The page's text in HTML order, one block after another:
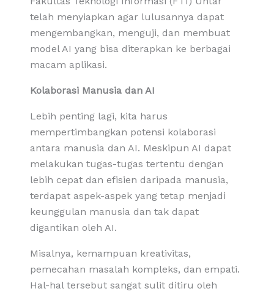
telah menyiapkan agar lulusannya dapat
mengembangkan, menguji, dan membuat
model AI yang bisa diterapkan ke berbagai
macam aplikasi.
Kolaborasi Manusia dan AI
Lebih penting lagi, kita harus
mempertimbangkan potensi kolaborasi
antara manusia dan AI. Meskipun AI dapat
melakukan tugas-tugas tertentu dengan
lebih cepat dan efisien daripada manusia,
terdapat aspek-aspek yang tetap menjadi
keunggulan manusia dan tak dapat
digantikan oleh AI.
Misalnya, kemampuan kreativitas,
pemecahan masalah kompleks, dan empati.
Hal-hal tersebut sangat sulit ditiru oleh